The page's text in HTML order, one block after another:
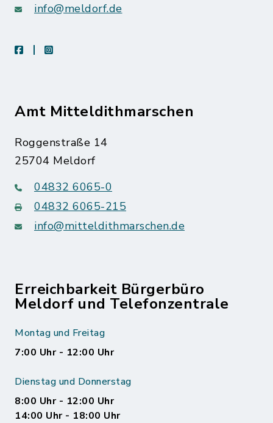
info@meldorf.de
facebookinstagram
Amt Mitteldithmarschen
Roggenstraße 14
25704 Meldorf
04832 6065-0
04832 6065-215
info@mitteldithmarschen.de
Erreichbarkeit Bürgerbüro
Meldorf und Telefonzentrale
Montag und Freitag
7:00 Uhr - 12:00 Uhr
Dienstag und Donnerstag
8:00 Uhr - 12:00 Uhr
14:00 Uhr - 18:00 Uhr